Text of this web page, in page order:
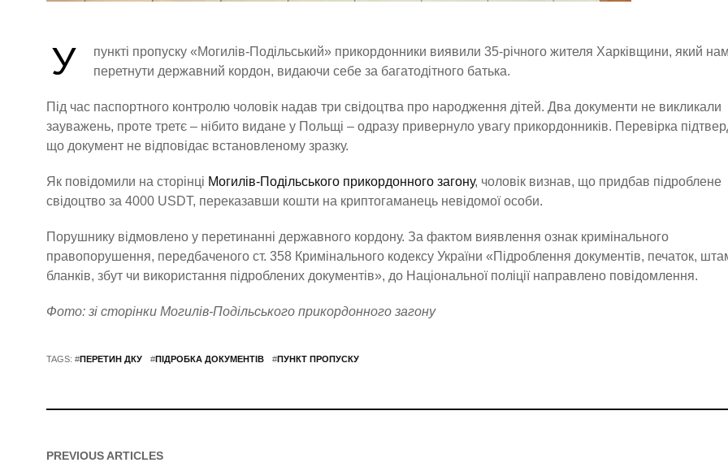
У
пункті пропуску «Могилів-Подільський» прикордонники виявили 35-річного жителя Харківщини, який
перетнути державний кордон, видаючи себе за багатодітного батька.
Під час паспортного контролю чоловік надав три свідоцтва про народження дітей. Два документи не викликали
зауважень, проте третє – нібито видане у Польщі – одразу привернуло увагу прикордонників. Перевірка
що документ не відповідає встановленому зразку.
Як повідомили на сторінці Могилів-Подільського прикордонного загону, чоловік визнав, що придбав підроблене
свідоцтво за 4000 USDT, переказавши кошти на криптогаманець невідомої особи.
Порушнику відмовлено у перетинанні державного кордону. За фактом виявлення ознак кримінального
правопорушення, передбаченого ст. 358 Кримінального кодексу України «Підроблення документів, печаток,
бланків, збут чи використання підроблених документів», до Національної поліції направлено повідомлення.
Фото: зі сторінки Могилів-Подільського прикордонного загону
TAGS: #ПЕРЕТИН ДКУ #ПІДРОБКА ДОКУМЕНТІВ #ПУНКТ ПРОПУСКУ
PREVIOUS ARTICLES